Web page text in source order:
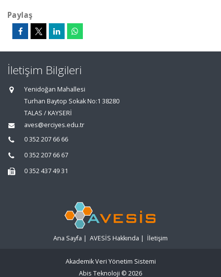
Paylaş
İletişim Bilgileri
Yenidoğan Mahallesi
Turhan Baytop Sokak No:1 38280
TALAS / KAYSERİ
aves@erciyes.edu.tr
0 352 207 66 66
0 352 207 66 67
0 352 437 49 31
Ana Sayfa | AVESİS Hakkında | İletişim
Akademik Veri Yönetim Sistemi
Abis Teknoloji © 2026